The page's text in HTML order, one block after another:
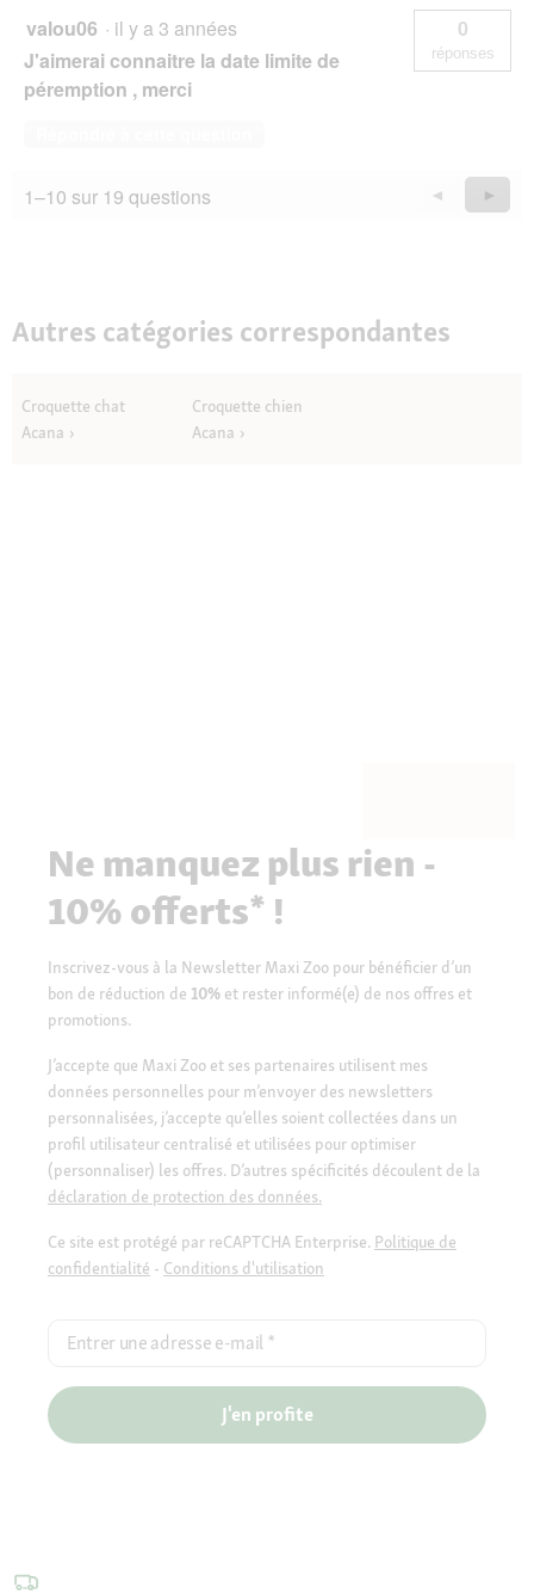
valou06 · il y a 3 années
J'aimerai connaitre la date limite de
péremption , merci
0
réponses
1–10 sur 19 questions
Précédent
Questions
◄ ►
Autres catégories correspondantes
Croquette chat
Acana
Croquette chien
Acana
Ne manquez plus rien -
10% offerts* !
Inscrivez-vous à la Newsletter Maxi Zoo pour bénéficier d’un
bon de réduction de 10% et rester informé(e) de nos offres et
promotions.
J’accepte que Maxi Zoo et ses partenaires utilisent mes
données personnelles pour m’envoyer des newsletters
personnalisées, j’accepte qu’elles soient collectées dans un
profil utilisateur centralisé et utilisées pour optimiser
(personnaliser) les offres. D’autres spécificités découlent de la
déclaration de protection des données.
Ce site est protégé par reCAPTCHA Enterprise. Politique de
confidentialité - Conditions d'utilisation
Entrer une adresse e-mail *
J'en profite